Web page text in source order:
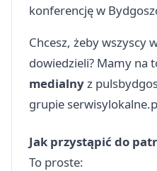
konferencję w
Chcesz, żeby wszyscy
dowiedzieli? Mamy na
medialnyz
grupie
Jak przystąpić do
To proste: